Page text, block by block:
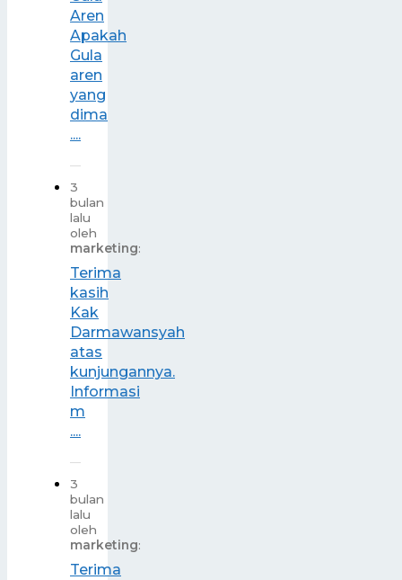
Aren
Apakah
Gula
aren
yang
dima
....
3
bulan
lalu
oleh
marketing:
Terima
kasih
Kak
Darmawansyah
atas
kunjungannya.
Informasi
m
....
3
bulan
lalu
oleh
marketing:
Terima